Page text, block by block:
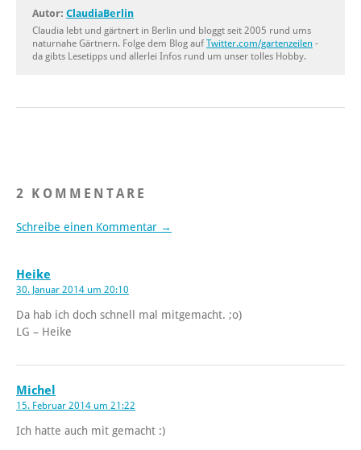
Autor: ClaudiaBerlin
Claudia lebt und gärtnert in Berlin und bloggt seit 2005 rund ums
naturnahe Gärtnern. Folge dem Blog aufTwitter.com/gartenzeilen -
da gibts Lesetipps und allerlei Infos rund um unser tolles Hobby.
2 KOMMENTARE
Schreibe einen Kommentar →
Heike
30. Januar 2014 um 20:10
Da hab ich doch schnell mal mitgemacht. ;o)
LG – Heike
Michel
15. Februar 2014 um 21:22
Ich hatte auch mit gemacht :)